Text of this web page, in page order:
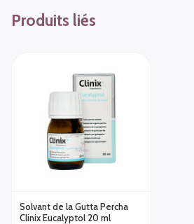
Produits liés
Solvant de la Gutta Percha
Clinix Eucalyptol 20 ml